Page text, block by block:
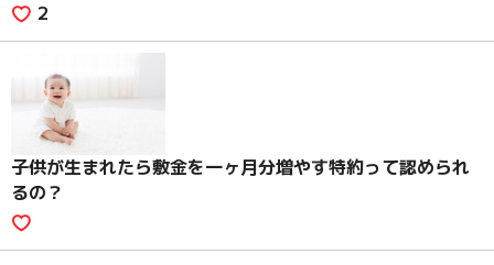
2
子供が生まれたら敷金を一ヶ月分増やす特約って認められ
るの？